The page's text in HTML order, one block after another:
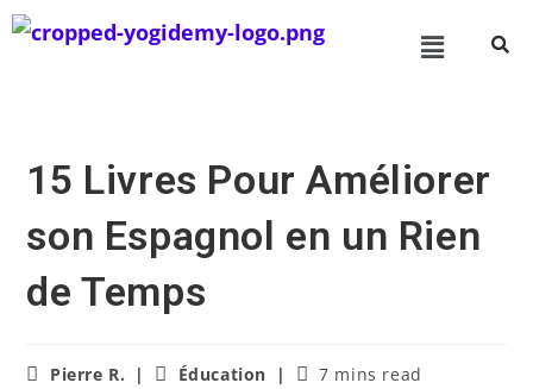
15 Livres Pour Améliorer
son Espagnol en un Rien
de Temps
Pierre R. Éducation 7 mins read